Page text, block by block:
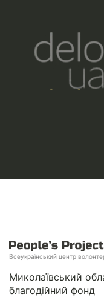
Всеукраїнський центр
Миколаївський
благодійний фонд